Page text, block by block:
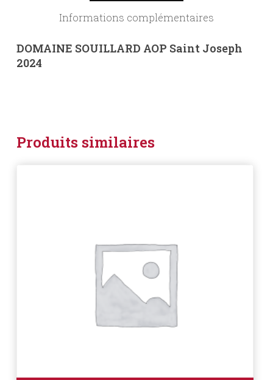
Informations complémentaires
DOMAINE SOUILLARD AOP Saint Joseph
2024
Produits similaires